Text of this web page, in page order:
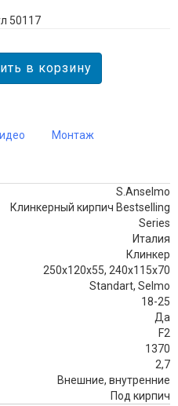
50117
Монтаж
S.Anselmo
Клинкерный кирпич Bestselling
Series
Италия
Клинкер
250х120х55, 240х115х70
Standart, Selmo
18-25
Да
F2
1370
2,7
Внешние, внутренние
Под кирпич